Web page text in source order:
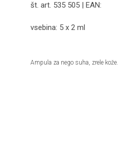
št. art. 535 505 | EAN:
vsebina: 5 x 2 ml
Ampula za nego suha, zrele kože.